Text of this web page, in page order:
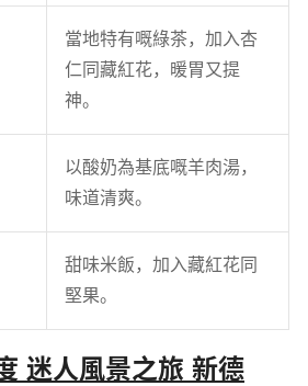
當地特有嘅綠茶，加入杏
仁同藏紅花，暖胃又提
神。
以酸奶為基底嘅羊肉湯，
味道清爽。
甜味米飯，加入藏紅花同
堅果。
迷人風景之旅 新德